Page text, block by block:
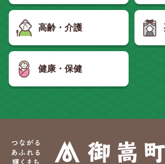
高齢・介護
健康・保健